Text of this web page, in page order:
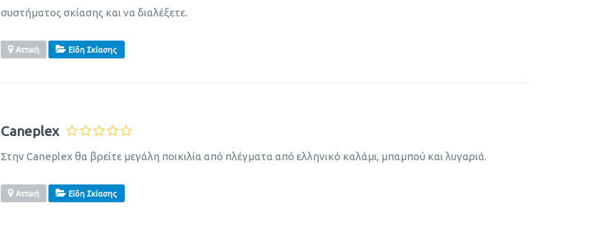
συστήματος σκίασης και να διαλέξετε.
Αττική Είδη Σκίασης
Caneplex
Στην Caneplex θα βρείτε μεγάλη ποικιλία από πλέγματα από ελληνικό καλάμι, μπαμπού και λυγαριά.
Αττική Είδη Σκίασης